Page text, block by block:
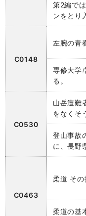
第2編で
ンをとり
C0148
左腕の青
専修大学
る。
C0530
山岳遭難
をなくそ
登山事故
に、長野
C0463
柔道 その
柔道の基